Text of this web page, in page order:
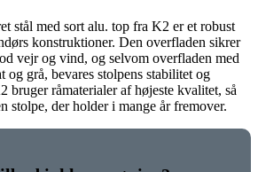
stål med sort alu. top fra K2 er et robust
konstruktioner. Den overfladen sikrer
vejr og vind, og selvom overfladen med
og grå, bevares stolpens stabilitet og
råmaterialer af højeste kvalitet, så
stolpe, der holder i mange år fremover.